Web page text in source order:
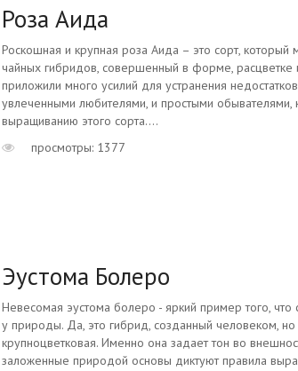
Роза Аида
Роскошная и крупная роза Аида – это сорт, который
чайных гибридов, совершенный в форме, расцветке
приложили много усилий для устранения
увлеченными любителями, и простыми обывателями,
выращиванию этого сорта....
просмотры: 1377
Эустома Болеро
Невесомая эустома болеро - яркий пример того,
у природы. Да, это гибрид, созданный человеком,
крупноцветковая. Именно она задает тон во
заложенные природой основы диктуют правила